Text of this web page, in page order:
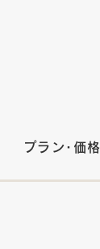
プラン・価格